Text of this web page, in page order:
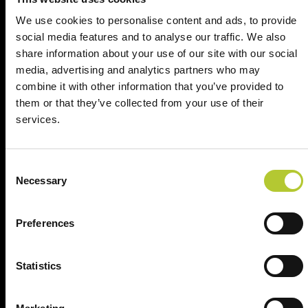
We use cookies to personalise content and ads, to provide
social media features and to analyse our traffic. We also
share information about your use of our site with our social
media, advertising and analytics partners who may
combine it with other information that you’ve provided to
them or that they’ve collected from your use of their
services.
Selection
Necessary
Preferences
Statistics
Il tuo nome, cognome e l'indirizzo del tuo progetto
Nome e cognome
Cognome